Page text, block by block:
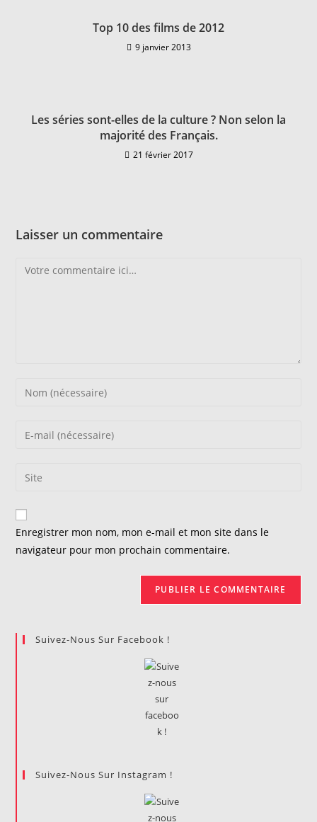
Top 10 des films de 2012
9 janvier 2013
Les séries sont-elles de la culture ? Non selon la
majorité des Français.
21 février 2017
Laisser un commentaire
Comment
Enter
Enter
address
comment
Saisir
de
votre
(facultatif)
Enregistrer mon nom, mon e-mail et mon site dans le
navigateur pour mon prochain commentaire.
Suivez-Nous Sur Facebook !
Suivez-Nous Sur Instagram !